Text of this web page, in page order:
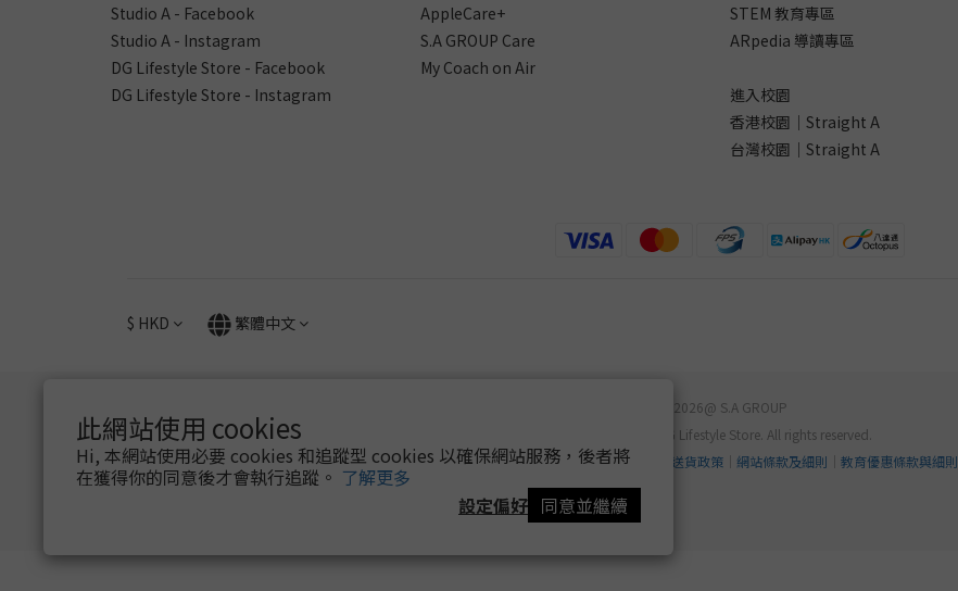
此網站使用 cookies
Hi, 本網站使用必要 cookies 和追蹤型 cookies 以確保網站服務，後者將
在獲得你的同意後才會執行追蹤。 了解更多
設定偏好 同意並繼續
Studio A - Facebook
Studio A - Instagram
DG Lifestyle Store - Facebook
DG Lifestyle Store - Instagram
AppleCare+
S.A GROUP Care
My Coach on Air
STEM 教育專區
ARpedia 導讀專區
進入校園
香港校園｜Straight A
台灣校園｜Straight A
$ HKD 繁體中文
2026@ S.A GROUP
STUDIO A / DG Lifestyle Store. All rights reserved.
｜隱私權政策｜退換貨政策 送貨政策 網站條款及細則 教育優惠條款與細則